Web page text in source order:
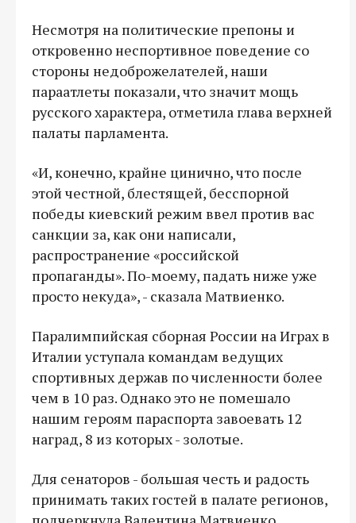
Несмотря на политические препоны и
откровенно неспортивное поведение со
стороны недоброжелателей, наши
параатлеты показали, что значит мощь
русского характера, отметила глава верхней
палаты парламента.
«И, конечно, крайне цинично, что после
этой честной, блестящей, бесспорной
победы киевский режим ввел против вас
санкции за, как они написали,
распространение «российской
пропаганды». По-моему, падать ниже уже
просто некуда», - сказала Матвиенко.
Паралимпийская сборная России на Играх в
Италии уступала командам ведущих
спортивных держав по численности более
чем в 10 раз. Однако это не помешало
нашим героям параспорта завоевать 12
наград, 8 из которых - золотые.
Для сенаторов - большая честь и радость
принимать таких гостей в палате регионов,